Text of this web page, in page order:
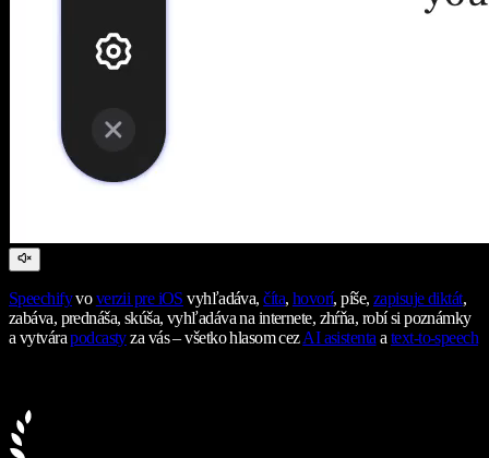
Speechifyvoverzii pre iOS vyhľadáva,číta, hovorí, píše,zapisuje diktát,
zabáva, prednáša, skúša, vyhľadáva na internete, zhŕňa, robí si poznámky
a vytvárapodcastyza vás – všetko hlasom cezAI asistentaatext-to-speech